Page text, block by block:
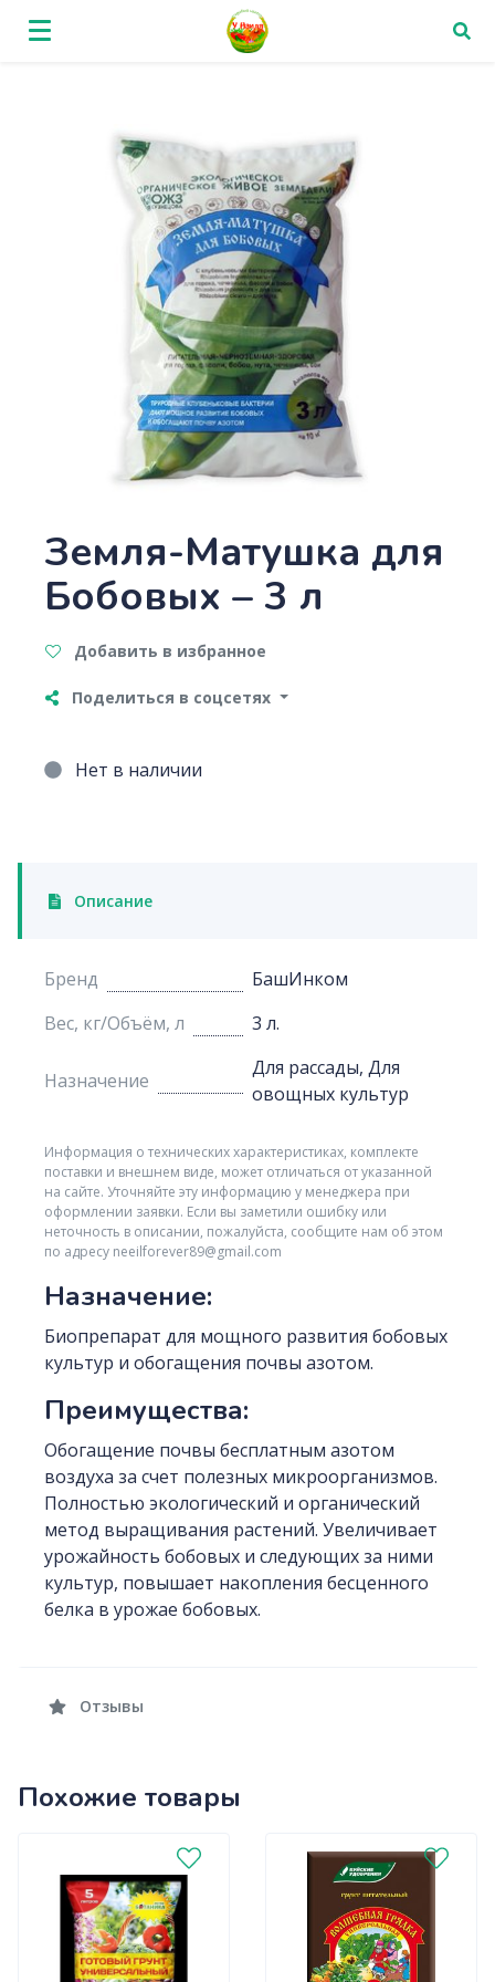
Земля-Матушка для
Бобовых – 3 л
Добавить в избранное
Поделиться в соцсетях
Нет в наличии
Описание
Бренд
БашИнком
Вес, кг/Объём, л
3 л.
Назначение
Для рассады, Для
овощных культур
Информация о технических характеристиках, комплекте
поставки и внешнем виде, может отличаться от указанной
на сайте. Уточняйте эту информацию у менеджера при
оформлении заявки. Если вы заметили ошибку или
неточность в описании, пожалуйста, сообщите нам об этом
по адресу neeilforever89@gmail.com
Назначение:
Биопрепарат для мощного развития бобовых
культур и обогащения почвы азотом.
Преимущества:
Обогащение почвы бесплатным азотом
воздуха за счет полезных микроорганизмов.
Полностью экологический и органический
метод выращивания растений. Увеличивает
урожайность бобовых и следующих за ними
культур, повышает накопления бесценного
белка в урожае бобовых.
Отзывы
Похожие товары